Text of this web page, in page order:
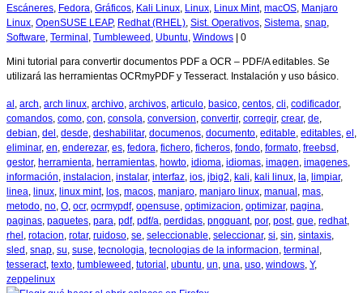
Escáneres Fedora Gráficos Kali Linux Linux Linux Mint, macOS Manjaro
Linux OpenSUSE LEAP, Redhat (RHEL) Sist. Operativos Sistema snap
Software Terminal Tumbleweed Ubuntu Windows | 0
Mini tutorial para convertir documentos PDF a OCR – PDF/A editables. Se
utilizará las herramientas OCRmyPDF y Tesseract. Instalación y uso básico.
al arch arch linux archivo archivos articulo basico centos cli codificador,
comandos como con consola conversion convertir, corregir, crear, de
debian del desde deshabilitar, documenos documento editable editables el
eliminar, en enderezar, es fedora fichero ficheros fondo formato freebsd
gestor, herramienta herramientas howto idioma idiomas imagen imagenes
información instalacion instalar, interfaz ios jbig2 kali kali linux la limpiar,
linea linux linux mint, los macos manjaro manjaro linux manual mas
metodo no O ocr, ocrmypdf, opensuse optimizacion optimizar, pagina
paginas paquetes para pdf, pdf/a perdidas pngquant, por, post, que redhat,
rhel rotacion rotar, ruidoso se seleccionable seleccionar, si sin sintaxis
sled snap su suse tecnologia tecnologias de la informacion terminal
tesseract, texto tumbleweed tutorial ubuntu un una uso windows Y,
zeppelinux